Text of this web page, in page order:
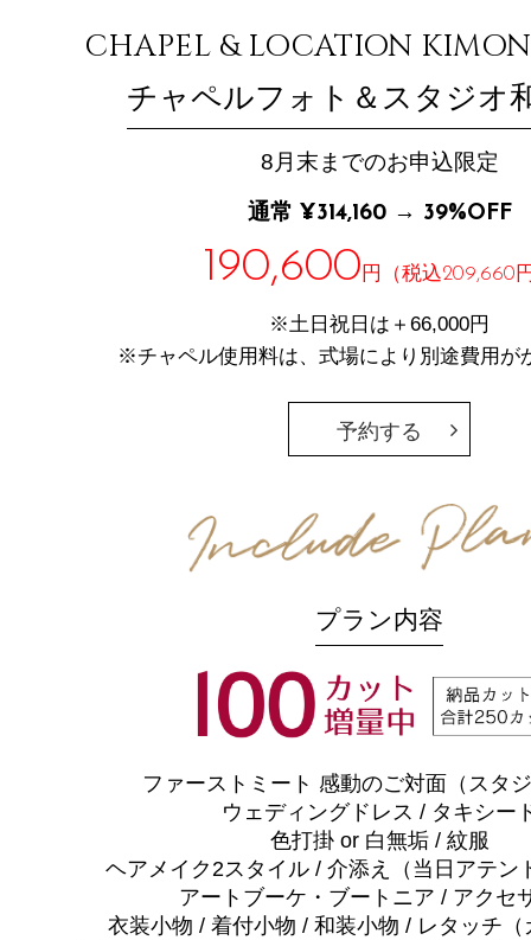
CHAPEL & LOCATION
チャペルフォト＆スタジオ
8月末までのお申込限定
通常 ¥314,160 → 39%OFF
190,600 円（税込209,660
※土日祝日は＋66,000円
※チャペル使用料は、式場により別途費用が
予約する
プラン内容
ファーストミート 感動のご対面（スタ
ウェディングドレス / タキシー
色打掛 or 白無垢 / 紋服
ヘアメイク2スタイル / 介添え（当日アテン
アートブーケ・ブートニア / アクセ
衣装小物 / 着付小物 / 和装小物 / レタッチ（